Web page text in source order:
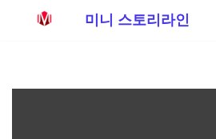
미니 스토리라인